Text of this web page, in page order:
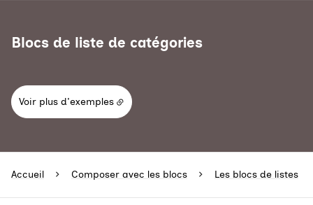
Blocs de liste de catégories
Voir plus d'exemples
Accueil Composer avec les blocs Les blocs de listes